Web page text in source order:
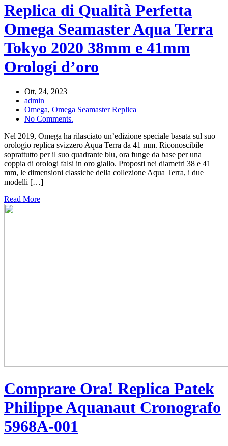
Replica di Qualità Perfetta
Omega Seamaster Aqua Terra
Tokyo 2020 38mm e 41mm
Orologi d’oro
Ott, 24, 2023
admin
Omega, Omega Seamaster Replica
No Comments.
Nel 2019, Omega ha rilasciato un’edizione speciale basata sul suo
orologio replica svizzero Aqua Terra da 41 mm. Riconoscibile
soprattutto per il suo quadrante blu, ora funge da base per una
coppia di orologi falsi in oro giallo. Proposti nei diametri 38 e 41
mm, le dimensioni classiche della collezione Aqua Terra, i due
modelli […]
Read More
Comprare Ora! Replica Patek
Philippe Aquanaut Cronografo
5968A-001